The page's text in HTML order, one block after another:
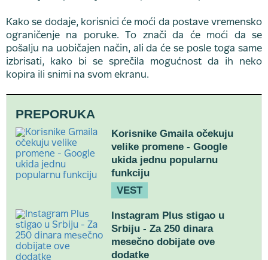
Kako se dodaje, korisnici će moći da postave vremensko
ograničenje na poruke. To znači da će moći da se
pošalju na uobičajen način, ali da će se posle toga same
izbrisati, kako bi se sprečila mogućnost da ih neko
kopira ili snimi na svom ekranu.
PREPORUKA
Korisnike Gmaila očekuju
velike promene - Google
ukida jednu popularnu
funkciju
VEST
Instagram Plus stigao u
Srbiju - Za 250 dinara
mesečno dobijate ove
dodatke